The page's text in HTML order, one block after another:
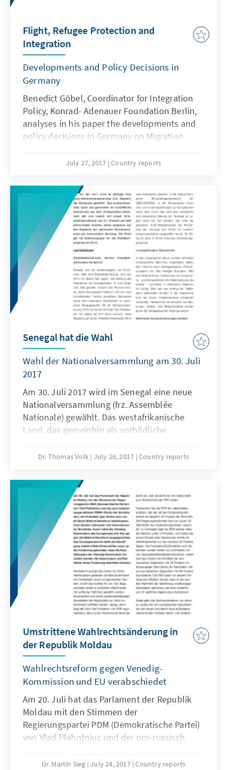
Flight, Refugee Protection and
Integration
Developments and Policy Decisions in
Germany
Benedict Göbel, Coordinator for Integration
Policy, Konrad- Adenauer Foundation Berlin,
analyses in his paper the developments and
policy decisions in Germany on Migration.
July 27, 2017 Country reports
Senegal hat die Wahl
Wahl der Nationalversammlung am 30. Juli
2017
Am 30. Juli 2017 wird im Senegal eine neue
Nationalversammlung (frz. Assemblée
Nationale) gewählt. Das westafrikanische
Land, das gemeinhin als vorbildliche
gilt und zuletzt mit einem
aufmerksam machte, blickt gespannt auf das
Ergebnis der nationalen Parlamentswahl am
kommenden Sonntag. Die Wahl gilt als
Stimmungstest für die Präsidentschaftswahl
2019.
Dr. Thomas Volk July 26, 2017 Country reports
Umstrittene Wahlrechtsänderung in
der Republik Moldau
Wahlrechtsreform gegen Venedig-
Kommission und EU verabschiedet
Am 20. Juli hat das Parlament der Republik
Moldau mit den Stimmen der
Regierungspartei PDM (Demokratische Partei)
von Vlad Plahotniuc und der pro-russisch
von Präsident Igor Dodon eine umstrittene
Dr. Martin Sieg July 24, 2017 Country reports